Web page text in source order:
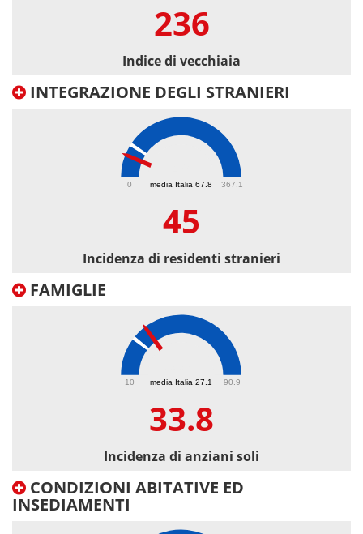
236
Indice di vecchiaia
INTEGRAZIONE DEGLI STRANIERI
media Italia 67.8
0 367.1
45
Incidenza di residenti stranieri
FAMIGLIE
media Italia 27.1
10 90.9
33.8
Incidenza di anziani soli
CONDIZIONI ABITATIVE ED
INSEDIAMENTI